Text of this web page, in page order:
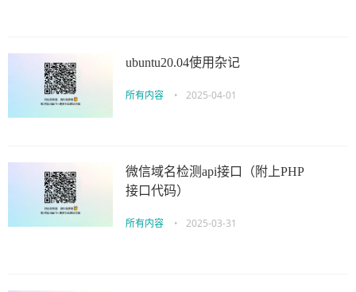
ubuntu20.04使用杂记
所有内容 • 2025-04-01
微信域名检测api接口（附上PHP
接口代码）
所有内容 • 2025-03-31